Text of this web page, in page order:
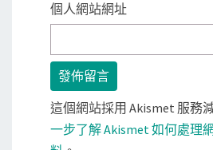
個人網站網址
這個網站採用 Akismet 服務
一步了解 Akismet 如何處理